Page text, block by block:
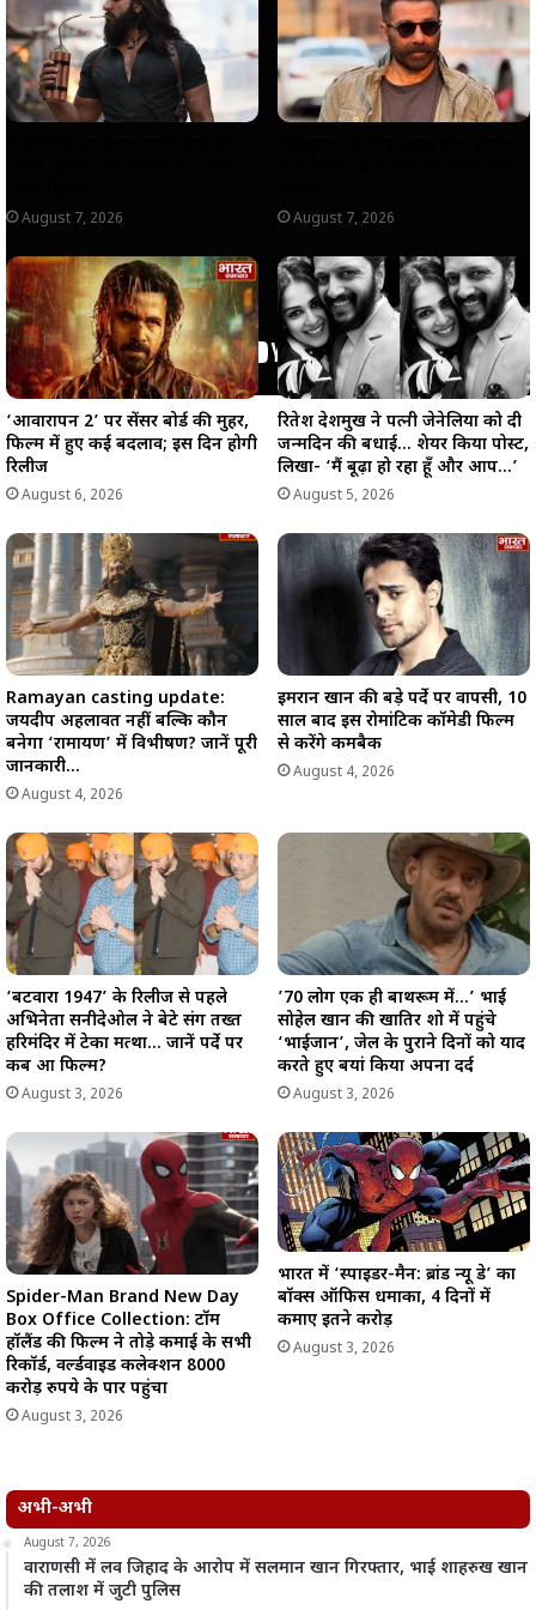
p
m
August 7, 2026 August 7, 2026
‘आवारापन 2’ पर सेंसर बोर्ड की मुहर,
फिल्म में हुए कई बदलाव; इस दिन होगी
रिलीज
August 6, 2026
रितेश देशमुख ने पत्नी जेनेलिया को दी
जन्मदिन की बधाई… शेयर किया पोस्ट,
लिखा- ‘मैं बूढ़ा हो रहा हूँ और आप…’
August 5, 2026
Ramayan casting update:
जयदीप अहलावत नहीं बल्कि कौन
बनेगा ‘रामायण’ में विभीषण? जानें पूरी
जानकारी…
August 4, 2026
इमरान खान की बड़े पर्दे पर वापसी, 10
साल बाद इस रोमांटिक कॉमेडी फिल्म
से करेंगे कमबैक
August 4, 2026
‘बटवारा 1947’ के रिलीज से पहले
अभिनेता सनीदेओल ने बेटे संग तख्त
हरिमंदिर में टेका मत्था… जानें पर्दे पर
कब आ फिल्म?
August 3, 2026
’70 लोग एक ही बाथरूम में…’ भाई
सोहेल खान की खातिर शो में पहुंचे
‘भाईजान’, जेल के पुराने दिनों को याद
करते हुए बयां किया अपना दर्द
August 3, 2026
Spider-Man Brand New Day
Box Office Collection: टॉम
हॉलैंड की फिल्म ने तोड़े कमाई के सभी
रिकॉर्ड, वर्ल्डवाइड कलेक्शन 8000
करोड़ रुपये के पार पहुंचा
August 3, 2026
भारत में ‘स्पाइडर-मैन: ब्रांड न्यू डे’ का
बॉक्स ऑफिस धमाका, 4 दिनों में
कमाए इतने करोड़
August 3, 2026
अभी-अभी
August 7, 2026
वाराणसी में लव जिहाद के आरोप में सलमान खान गिरफ्तार, भाई शाहरुख खान
की तलाश में जुटी पुलिस